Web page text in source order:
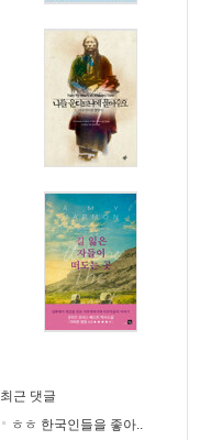
최근 댓글
ㅎㅎ 한국인들을 좋아..